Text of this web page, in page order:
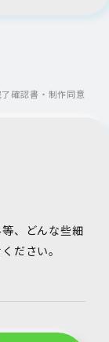
確認書・制作同意
、 どんな些細
ださい。